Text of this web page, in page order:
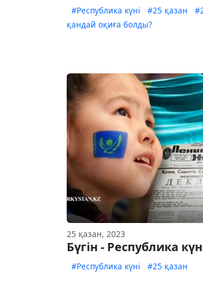
#Республика күні #25 қазан
қандай оқиға болды?
25 қазан, 2023
Бүгін - Республика
#Республика күні #25 қазан